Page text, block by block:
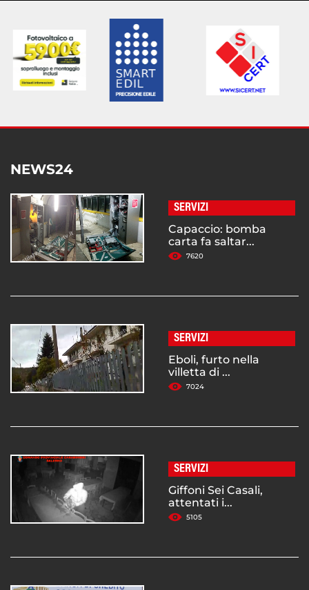
NEWS24
SERVIZI
Capaccio: bomba
carta fa saltar...
7620
SERVIZI
Eboli, furto nella
villetta di ...
7024
SERVIZI
Giffoni Sei Casali,
attentati i...
5105